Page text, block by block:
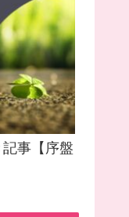
事【序盤